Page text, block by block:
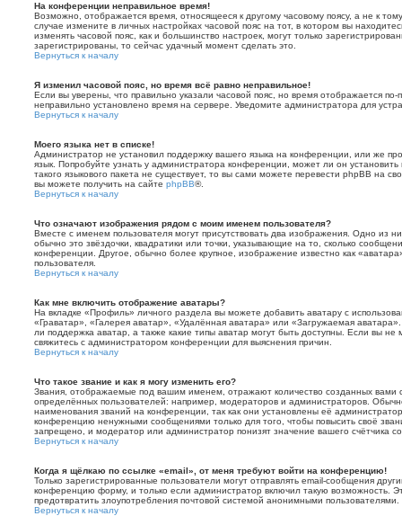
На конференции неправильное время!
Возможно, отображается время, относящееся к другому часовому поясу, а не к
случае измените в личных настройках часовой пояс на тот, в котором вы
изменять часовой пояс, как и большинство настроек, могут только
зарегистрированы, то сейчас удачный момент сделать это.
Вернуться к началу
Я изменил часовой пояс, но время всё равно неправильное!
Если вы уверены, что правильно указали часовой пояс, но время отображается
неправильно установлено время на сервере. Уведомите администратора для
Вернуться к началу
Моего языка нет в списке!
Администратор не установил поддержку вашего языка на конференции, или же
язык. Попробуйте узнать у администратора конференции, может ли он
такого языкового пакета не существует, то вы сами можете перевести phpBB на
вы можете получить на сайте phpBB®.
Вернуться к началу
Что означают изображения рядом с моим именем пользователя?
Вместе с именем пользователя могут присутствовать два изображения. Одно из
обычно это звёздочки, квадратики или точки, указывающие на то, сколько
конференции. Другое, обычно более крупное, изображение известно как
пользователя.
Вернуться к началу
Как мне включить отображение аватары?
На вкладке «Профиль» личного раздела вы можете добавить аватару с
«Граватар», «Галерея аватар», «Удалённая аватара» или «Загружаемая
ли поддержка аватар, а также какие типы аватар могут быть доступны. Если вы не
свяжитесь с администратором конференции для выяснения причин.
Вернуться к началу
Что такое звание и как я могу изменить его?
Звания, отображаемые под вашим именем, отражают количество созданных
определённых пользователей: например, модераторов и администраторов.
наименования званий на конференции, так как они установлены её
конференцию ненужными сообщениями только для того, чтобы повысить своё
запрещено, и модератор или администратор понизят значение вашего счётчика
Вернуться к началу
Когда я щёлкаю по ссылке «email», от меня требуют войти на конференцию!
Только зарегистрированные пользователи могут отправлять email-сообщения
конференцию форму, и только если администратор включил такую возможность.
предотвратить злоупотребления почтовой системой анонимными пользователями.
Вернуться к началу